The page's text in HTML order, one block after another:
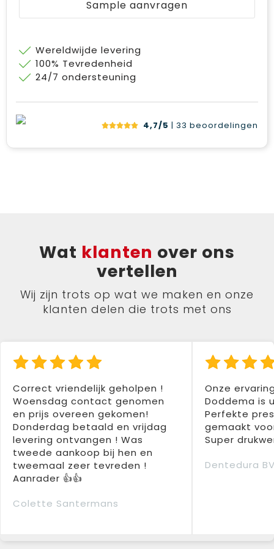
Bodywarmers
Ademhalingsbescherming
Schoudertassen
Sample aanvragen
Wereldwijde levering
100% Tevredenheid
24/7 ondersteuning
4,7/5 | 33 beoordelingen
Wat klanten over ons
vertellen
Wij zijn trots op wat we maken en onze
klanten delen die trots met ons
Correct vriendelijk geholpen !
Woensdag contact genomen
en prijs overeen gekomen!
Donderdag betaald en vrijdag
levering ontvangen ! Was
tweede aankoop bij hen en
tweemaal zeer tevreden !
Aanrader 👍👍
Colette Santermans
Onze
Doddema is
Perfekte
gemaakt
Super
Dentedura